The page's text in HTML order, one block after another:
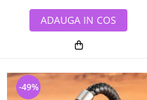
ADAUGA IN COS
-49%